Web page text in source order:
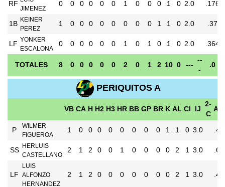
RF
JIMENEZ
0 0 0 0 0 0 1 0 0 0 1 0 2.0 .176
1B
KEINER
PEREZ
1 0 0 0 0 0 0 0 0 1 1 0 2.0 .37
LF
YONKER
ESCALONA
0 0 0 0 0 0 1 0 1 0 1 0 2.0 .364
TOTALES 8 0 0 0 0 0 2 0 1 2 10 0 ---
--
-
.0
PERIQUITOS A
VB CA H H2 H3 HR BB GP BR K AL CI IJ
2-
C
P
WILMER
FIGUEROA
1 0 0 0 0 0 0 0 0 1 1 0 3.0
SS
HERLUIS
CASTELLANO
2 1 2 0 0 1 0 0 0 0 2 1 3.0
LF
LUIS
ALFONZO
HERNANDEZ
2 1 2 0 0 0 0 0 0 0 2 1 3.0